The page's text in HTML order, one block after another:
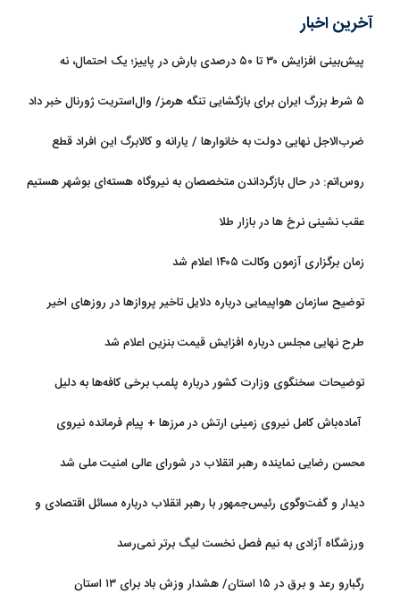
آخرین اخبار
پیش‌بینی افزایش ۳۰ تا ۵۰ درصدی بارش در پاییز؛ یک احتمال، نه
۵ شرط بزرگ ایران برای بازگشایی تنگه هرمز/ وال‌استریت ژورنال خبر داد
ضرب‌الاجل نهایی دولت به خانوارها / یارانه و کالابرگ این افراد قطع
روس‌اتم: در حال بازگرداندن متخصصان به نیروگاه هسته‌ای بوشهر هستیم
عقب نشینی نرخ ها در بازار طلا
زمان برگزاری آزمون وکالت ۱۴۰۵ اعلام شد
توضیح سازمان هواپیمایی درباره دلایل تاخیر پروازها در روزهای اخیر
طرح نهایی مجلس درباره افزایش قیمت بنزین اعلام شد
توضیحات سخنگوی وزارت کشور درباره پلمب برخی کافه‌ها به دلیل
آماده‌باش کامل نیروی زمینی ارتش در مرزها + پیام فرمانده نیروی
محسن رضایی نماینده رهبر انقلاب در شورای عالی امنیت ملی شد
دیدار و گفت‌وگوی رئیس‌جمهور با رهبر انقلاب درباره مسائل اقتصادی و
ورزشگاه آزادی به نیم فصل نخست لیگ برتر نمی‌رسد
رگبارو رعد و برق در ۱۵ استان/ هشدار وزش باد برای ۱۳ استان‌